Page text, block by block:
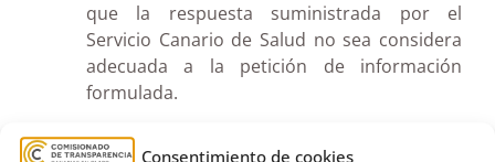
Consentimiento de cookies
que la respuesta suministrada por el
Servicio Canario de Salud no sea considera
adecuada a la petición de información
formulada.
Ver documento pdf en pantalla completa